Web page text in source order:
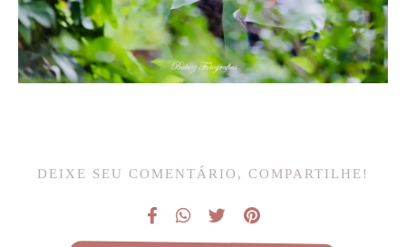
DEIXE SEU COMENTÁRIO, COMPARTILHE!